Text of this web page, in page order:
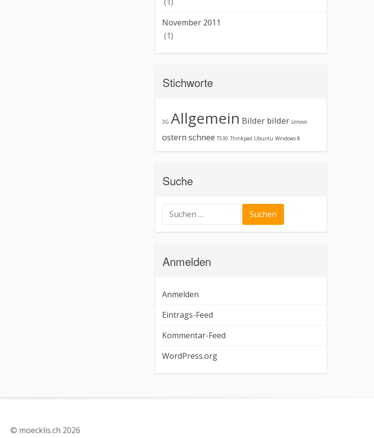
November 2011
(1)
Stichworte
3G Allgemein Bilder bilder Lenovo
ostern schnee T530 Thinkpad Ubuntu Windows 8
Suche
nach:
Anmelden
Anmelden
Eintrags-Feed
Kommentar-Feed
WordPress.org
© moecklis.ch 2026